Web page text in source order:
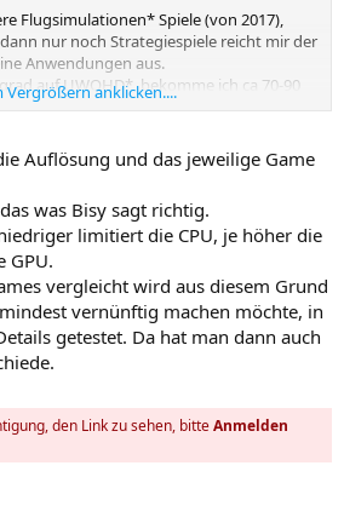
m
m
e
m
m
e
Flugsimulationen* Spiele (von 2017),
nur noch Strategiespiele reicht mir der
Anwendungen aus.
auf UWQHD*, bekomme ich ca 70-90
ist
sieht so aus: 30% Internet/Filme, 50%
Anwendungen, (wie z.B. Surfen auf dem
(Youtube) schauen etc.
Vergrößern anklicken....
Auflösung und das jeweilige Game
was Bisy sagt richtig.
limitiert die CPU, je höher die
GPU.
vergleicht wird aus diesem Grund
vernünftig machen möchte, in
getestet. Da hat man dann auch
den Link zu sehen, bitteAnmelden